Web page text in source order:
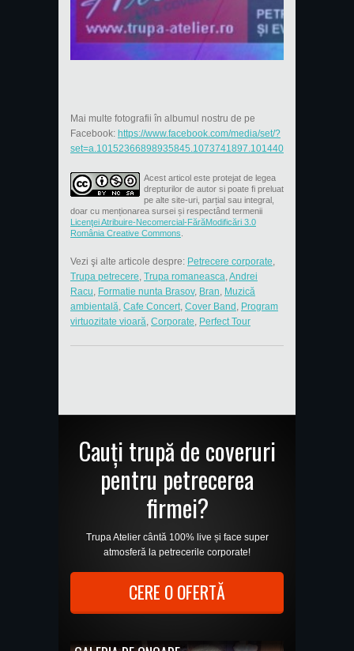
Mai multe fotografii în albumul nostru de pe
Facebook: https://www.facebook.com/media/set/?
set=a.10152366898935845.1073741897.101440985844&type=3
Acest articol este protejat de legea
drepturilor de autor si poate fi preluat
pe alte site-uri, parțial sau integral,
doar cu menționarea sursei și respectând termenii
Licenţei Atribuire-Necomercial-FărăModificări 3.0
România Creative Commons
Vezi şi alte articole despre: Petrecere corporate,
Trupa petrecere, Trupa romaneasca,Andrei
Racu, Formatie nunta Brasov, Bran, Muzică
ambientală, Cafe Concert, Cover Band, Program
virtuozitate vioară, Corporate, Perfect Tour
Cauți trupă de coveruri
pentru petrecerea
firmei?
Trupa Atelier cântă 100% live și face super
atmosferă la petrecerile corporate!
CERE O OFERTĂ